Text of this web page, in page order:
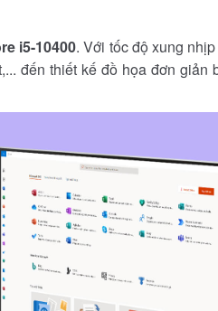
i5-10400. Với tốc độ xung
đến thiết kế đồ họa đơn